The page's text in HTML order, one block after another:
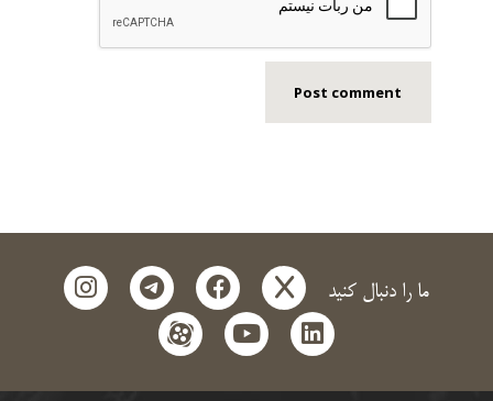
ما را دنبال کنید x
facebook
telegram
instagram
linkedin
youtube
aparat